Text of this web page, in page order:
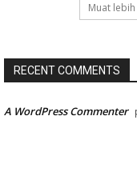
Muat
RECENT COMMENTS
A WordPress Commenter